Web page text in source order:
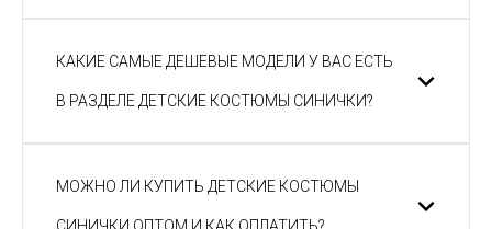
КАКИЕ САМЫЕ ДЕШЕВЫЕ МОДЕЛИ У ВАС ЕСТЬ
В РАЗДЕЛЕ ДЕТСКИЕ КОСТЮМЫ СИНИЧКИ?
МОЖНО ЛИ КУПИТЬ ДЕТСКИЕ КОСТЮМЫ